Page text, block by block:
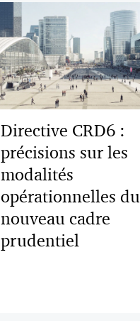
Directive CRD6 :
précisions sur les
modalités
opérationnelles du
nouveau cadre
prudentiel